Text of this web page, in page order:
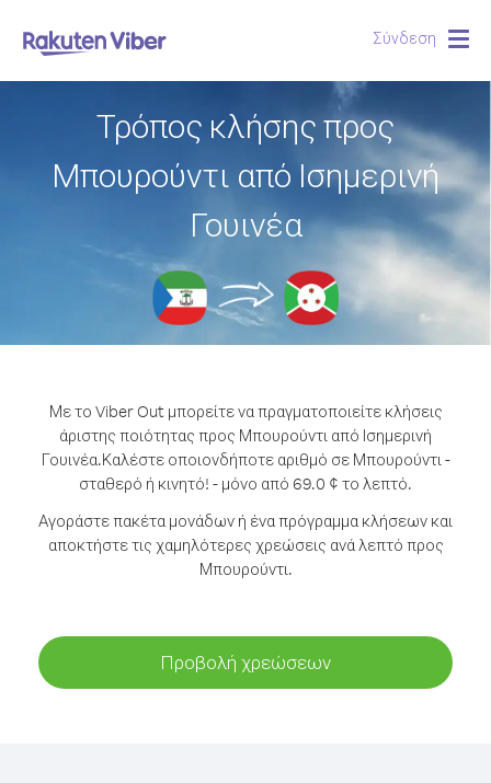
Σύνδεση
Τρόπος κλήσης προς
Μπουρούντι από Ισημερινή
Γουινέα
Με το Viber Out μπορείτε να πραγματοποιείτε κλήσεις
άριστης ποιότητας προς Μπουρούντι από Ισημερινή
Γουινέα.Καλέστε οποιονδήποτε αριθμό σε Μπουρούντι -
σταθερό ή κινητό! - μόνο από 69.0 ¢ το λεπτό.
Αγοράστε πακέτα μονάδων ή ένα πρόγραμμα κλήσεων και
αποκτήστε τις χαμηλότερες χρεώσεις ανά λεπτό προς
Μπουρούντι.
Προβολή χρεώσεων